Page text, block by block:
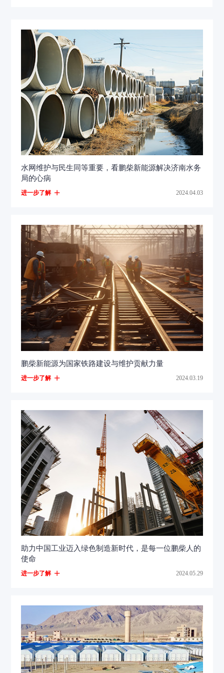
水网维护与民生同等重要，看鹏柴新能源解决济南水务
局的心病
进一步了解 2024.04.03
鹏柴新能源为国家铁路建设与维护贡献力量
进一步了解 2024.03.19
助力中国工业迈入绿色制造新时代，是每一位鹏柴人的
使命
进一步了解 2024.05.29